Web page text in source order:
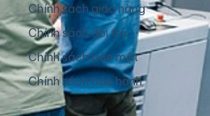
Chính sách giao hàng
Chính sách đổi trả
Chính sách bảo mật
Chính sách bảo hành